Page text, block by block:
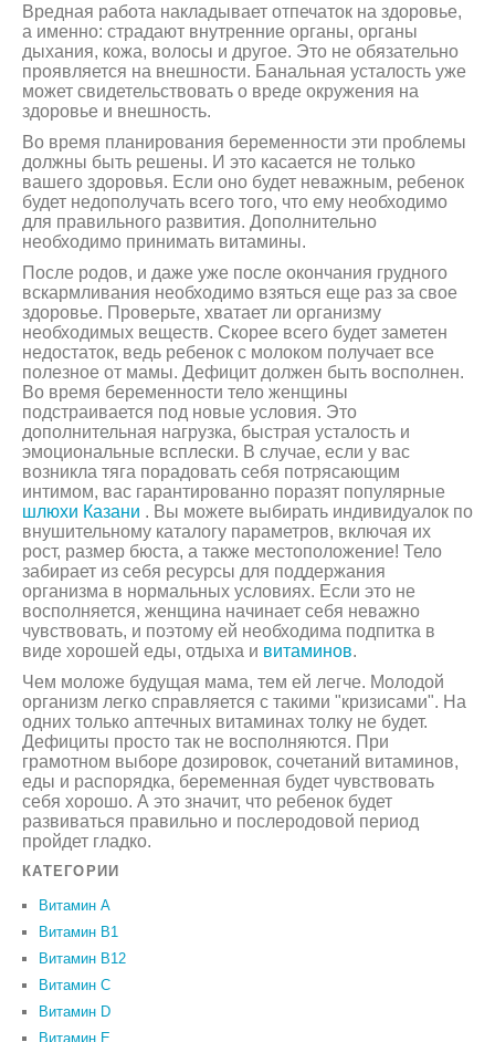
Вредная работа накладывает отпечаток на здоровье,
а именно: страдают внутренние органы, органы
дыхания, кожа, волосы и другое. Это не обязательно
проявляется на внешности. Банальная усталость уже
может свидетельствовать о вреде окружения на
здоровье и внешность.
Во время планирования беременности эти проблемы
должны быть решены. И это касается не только
вашего здоровья. Если оно будет неважным, ребенок
будет недополучать всего того, что ему необходимо
для правильного развития. Дополнительно
необходимо принимать витамины.
После родов, и даже уже после окончания грудного
вскармливания необходимо взяться еще раз за свое
здоровье. Проверьте, хватает ли организму
необходимых веществ. Скорее всего будет заметен
недостаток, ведь ребенок с молоком получает все
полезное от мамы. Дефицит должен быть восполнен.
Во время беременности тело женщины
подстраивается под новые условия. Это
дополнительная нагрузка, быстрая усталость и
эмоциональные всплески. В случае, если у вас
возникла тяга порадовать себя потрясающим
интимом, вас гарантированно поразят популярные
шлюхи Казани . Вы можете выбирать индивидуалок по
внушительному каталогу параметров, включая их
рост, размер бюста, а также местоположение! Тело
забирает из себя ресурсы для поддержания
организма в нормальных условиях. Если это не
восполняется, женщина начинает себя неважно
чувствовать, и поэтому ей необходима подпитка в
виде хорошей еды, отдыха и витаминов.
Чем моложе будущая мама, тем ей легче. Молодой
организм легко справляется с такими "кризисами". На
одних только аптечных витаминах толку не будет.
Дефициты просто так не восполняются. При
грамотном выборе дозировок, сочетаний витаминов,
еды и распорядка, беременная будет чувствовать
себя хорошо. А это значит, что ребенок будет
развиваться правильно и послеродовой период
пройдет гладко.
КАТЕГОРИИ
Витамин A
Витамин B1
Витамин B12
Витамин C
Витамин D
Витамин Е